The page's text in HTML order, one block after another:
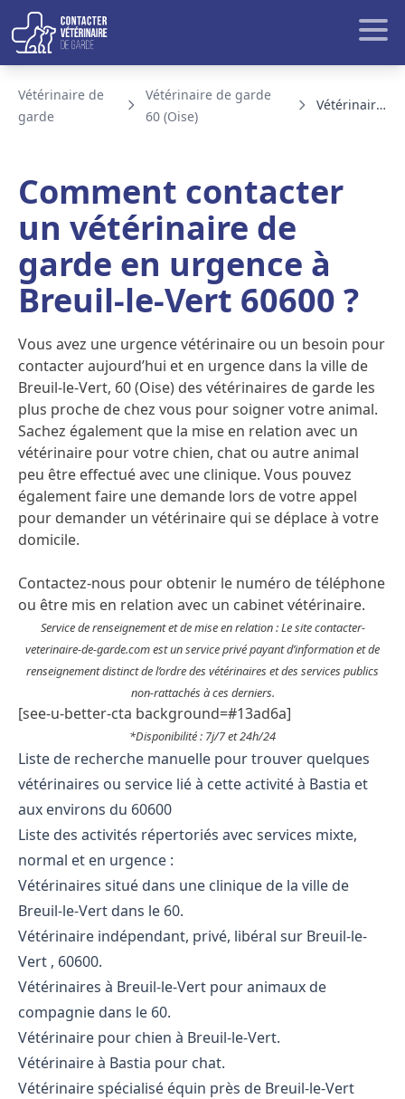
Aller au contenu
BLOG ET ACTUALITE
Vétérinaire de
garde
Vétérinaire de garde
60 (Oise)
Vétérinaire de garde Breuil-le-Vert
Comment contacter
un vétérinaire de
garde en urgence à
Breuil-le-Vert 60600 ?
Vous avez une urgence vétérinaire ou un besoin pour
contacter aujourd’hui et en urgence dans la ville de
Breuil-le-Vert, 60 (Oise) des vétérinaires de garde les
plus proche de chez vous pour soigner votre animal.
Sachez également que la mise en relation avec un
vétérinaire pour votre chien, chat ou autre animal
peu être effectué avec une clinique. Vous pouvez
également faire une demande lors de votre appel
pour demander un vétérinaire qui se déplace à votre
domicile.
Contactez-nous pour obtenir le numéro de téléphone
ou être mis en relation avec un cabinet vétérinaire.
Service de renseignement et de mise en relation : Le site contacter-
veterinaire-de-garde.com est un service privé payant d’information et de
renseignement distinct de l’ordre des vétérinaires et des services publics
non-rattachés à ces derniers.
[see-u-better-cta background=#13ad6a]
*Disponibilité : 7j/7 et 24h/24
Liste de recherche manuelle pour trouver quelques
vétérinaires ou service lié à cette activité à Bastia et
aux environs du 60600
Liste des activités répertoriés avec services mixte,
normal et en urgence :
Vétérinaires situé dans une clinique de la ville de
Breuil-le-Vert dans le 60.
Vétérinaire indépendant, privé, libéral sur Breuil-le-
Vert , 60600.
Vétérinaires à Breuil-le-Vert pour animaux de
compagnie dans le 60.
Vétérinaire pour chien à Breuil-le-Vert.
Vétérinaire à Bastia pour chat.
Vétérinaire spécialisé équin près de Breuil-le-Vert